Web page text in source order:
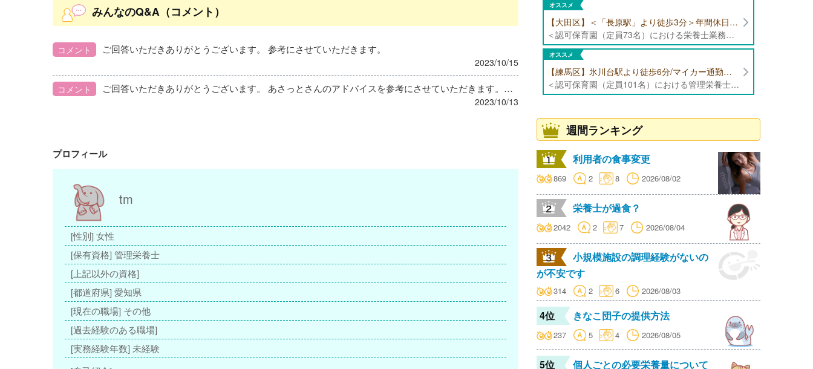
みんなのQ&A（コメント）
コメント ご回答いただきありがとうございます。 参考にさせていただきます。
2023/10/15
コメント ご回答いただきありがとうございます。 あさっとさんのアドバイスを参考にさせていただきます。また、もう少し薬剤師の先生との情報交換もつめていこうと思います。
2023/10/13
プロフィール
tm
[性別] 女性
[保有資格] 管理栄養士
[上記以外の資格]
[都道府県] 愛知県
[現在の職場] その他
[過去経験のある職場]
[実務経験年数] 未経験
オススメ
【大田区】＜「長原駅」より徒歩3分＞年間休日120日以上/最大10連休取得可能/日勤帯勤務のみ 認可保育園（定員73名）にて、栄養士の募集！
＜認可保育園（定員73名）における栄養士業務全般＞ ・調理（朝おやつ・給食・おやつ・補食） ・盛付け、片づけ ・食育、保育室への給食ラウンド、事務業務 ・調理室のお掃除、備蓄の確認、発注など ※定員:73名(0歳児6名、1歳歳児10名、2歳児12名、3歳-5歳児各15名)
オススメ
【練馬区】氷川台駅より徒歩6分/マイカー通勤可能/年間休日120日/賞与高水準 認可保育園（定員101名）にて管理栄養士・栄養士・調理師募集！
＜認可保育園（定員101名）における管理栄養士・栄養士・調理師業務全般＞ ・調理業務全般 ・離乳食、アレルギー除去食対応 ・食育活動
週間ランキング
利用者の食事変更
869 2 8 2026/08/02
栄養士が過食？
2042 2 7 2026/08/04
小規模施設の調理経験がないの
が不安です
314 2 6 2026/08/03
4位 きなこ団子の提供方法
237 5 4 2026/08/05
5位 個人ごとの必要栄養量について